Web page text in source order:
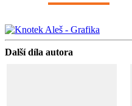
Další díla autora